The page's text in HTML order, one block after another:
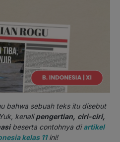
bahwa sebuah teks itu disebut
kenalipengertian, ciri-ciri,
beserta contohnya diartikel
kelas 11ini!